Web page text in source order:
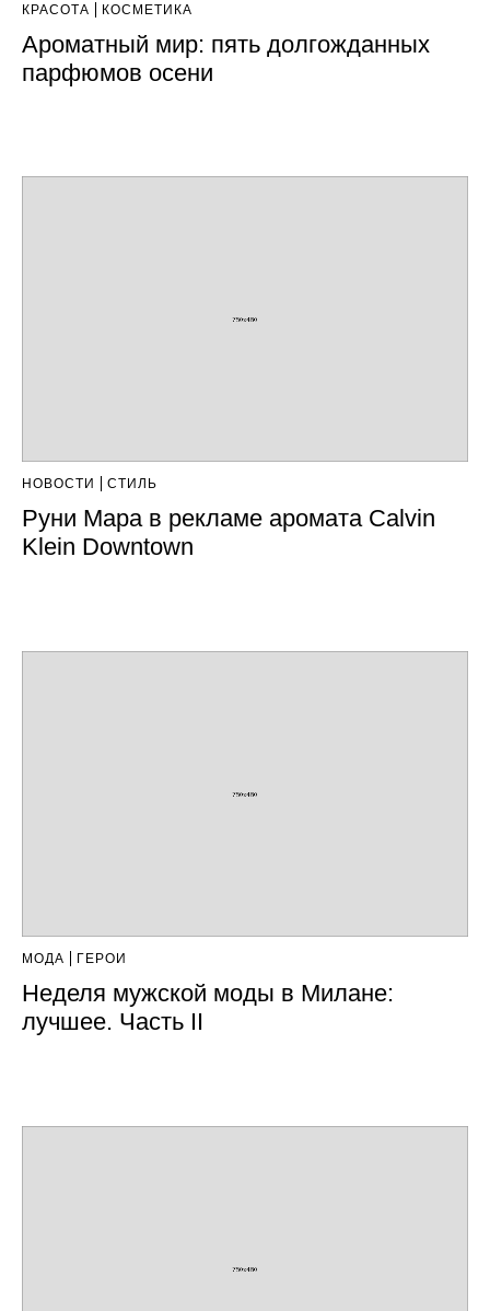
КРАСОТА КОСМЕТИКА
Ароматный мир: пять долгожданных
парфюмов осени
НОВОСТИ СТИЛЬ
Руни Мара в рекламе аромата Calvin
Klein Downtown
МОДА ГЕРОИ
Неделя мужской моды в Милане:
лучшее. Часть II